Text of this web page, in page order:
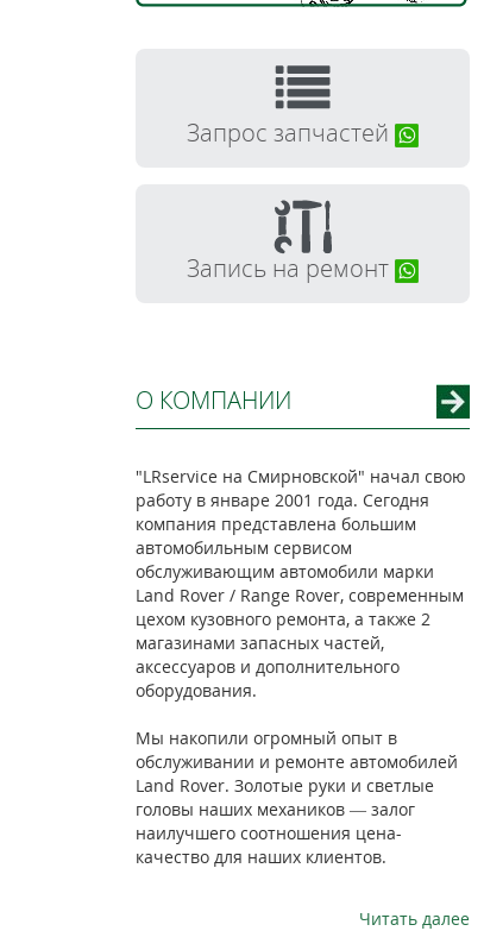
Запрос запчастей
Запись на ремонт
О КОМПАНИИ
"LRservice на Смирновской" начал свою
работу в январе 2001 года. Сегодня
компания представлена большим
автомобильным сервисом
обслуживающим автомобили марки
Land Rover / Range Rover, современным
цехом кузовного ремонта, а также 2
магазинами запасных частей,
аксессуаров и дополнительного
оборудования.
Мы накопили огромный опыт в
обслуживании и ремонте автомобилей
Land Rover. Золотые руки и светлые
головы наших механиков — залог
наилучшего соотношения цена-
качество для наших клиентов.
Читать далее